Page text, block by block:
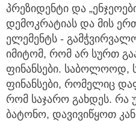
პრეზიდენტი და
დემოკრატიას და მის
ელემენტს -
იმიტომ, რომ არ სურთ
ფინანსები. საბოლოოდ,
ფინანსები, რომელიც
რომ საჯარო გახდეს. რა
ბატონო, დავივიწყოთ